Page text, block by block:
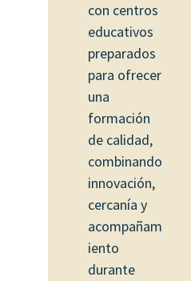
con centros
educativos
preparados
para ofrecer
una
formación
de calidad,
combinando
innovación,
cercanía y
acompañam
iento
durante